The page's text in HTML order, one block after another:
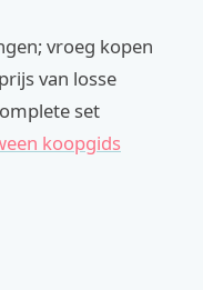
vroeg kopen
van losse
set
koopgids